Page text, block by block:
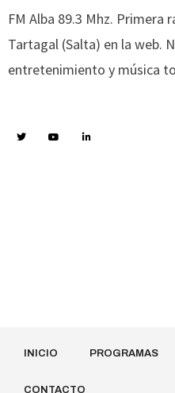
FM Alba 89.3 Mhz. Primera
Tartagal (Salta) en la web.
entretenimiento y música
INICIO PROGRAMAS
CONTACTO